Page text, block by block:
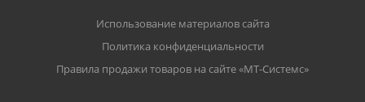
Использование материалов сайта
Политика конфиденциальности
Правила продажи товаров на сайте «МТ-Системс»